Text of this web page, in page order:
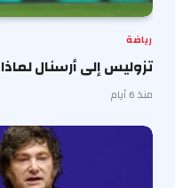
رياضة
تزوليس إلى أرسنال لماذا
منذ 6 أيام